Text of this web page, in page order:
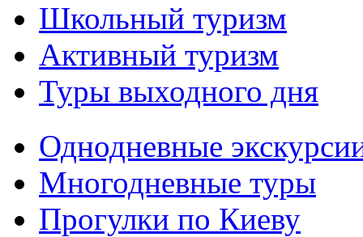
Школьный туризм
Активный туризм
Туры выходного дня
Однодневные
Многодневные туры
Прогулки по Киеву